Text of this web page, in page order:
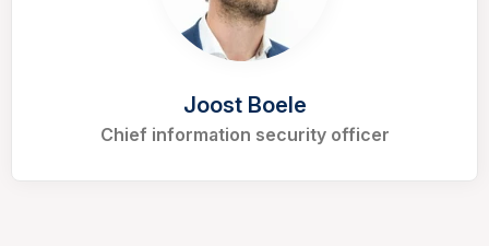
Joost Boele
Chief information security officer